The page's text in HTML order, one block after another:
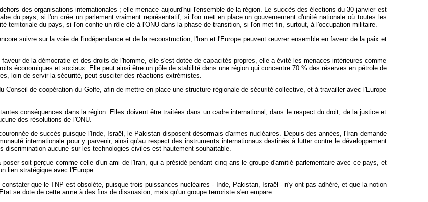
des organisations internationales ; elle menace aujourd'hui l'ensemble de la région. Le succès des élections du 30 janvier est
du pays, si l'on crée un parlement vraiment représentatif, si l'on met en place un gouvernement d'unité nationale où toutes les
territoriale du pays, si l'on confie un rôle clé à l'ONU dans la phase de transition, si l'on met fin, surtout, à l'occupation militaire.
suivre sur la voie de l'indépendance et de la reconstruction, l'Iran et l'Europe peuvent œuvrer ensemble en faveur de la paix et
de la démocratie et des droits de l'homme, elle s'est dotée de capacités propres, elle a évité les menaces intérieures comme
économiques et sociaux. Elle peut ainsi être un pôle de stabilité dans une région qui concentre 70 % des réserves en pétrole de
loin de servir la sécurité, peut susciter des réactions extrémistes.
de coopération du Golfe, afin de mettre en place une structure régionale de sécurité collective, et à travailler avec l'Europe
conséquences dans la région. Elles doivent être traitées dans un cadre international, dans le respect du droit, de la justice et
des résolutions de l'ONU.
de succès puisque l'Inde, Israël, le Pakistan disposent désormais d'armes nucléaires. Depuis des années, l'Iran demande
internationale pour y parvenir, ainsi qu'au respect des instruments internationaux destinés à lutter contre le développement
aucune sur les technologies civiles est hautement souhaitable.
soit perçue comme celle d'un ami de l'Iran, qui a présidé pendant cinq ans le groupe d'amitié parlementaire avec ce pays, et
lien stratégique avec l'Europe.
que le TNP est obsolète, puisque trois puissances nucléaires - Inde, Pakistan, Israël - n'y ont pas adhéré, et que la notion
se dote de cette arme à des fins de dissuasion, mais qu'un groupe terroriste s'en empare.